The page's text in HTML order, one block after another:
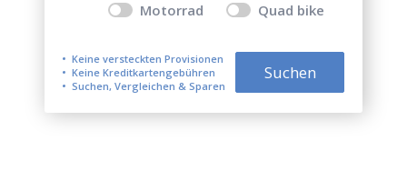
Motorrad
Quad bike
Keine versteckten Provisionen
Keine Kreditkartengebühren
Suchen, Vergleichen & Sparen
Suchen